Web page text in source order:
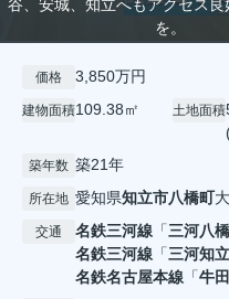
谷、安城、知立へもアクセス
価格 3,850万円
建物面積109.38㎡ 土地面積
築年数 築21年
所在地 愛知県知立市八橋町
交通 名鉄三河線 「三河八橋
名鉄三河線 「三河知立
名鉄名古屋本線 「牛田